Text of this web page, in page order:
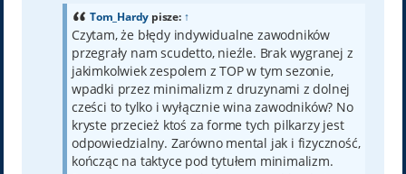
Tom_Hardy pisze: ↑
Czytam, że błędy indywidualne zawodników
przegrały nam scudetto, nieźle. Brak wygranej z
jakimkolwiek zespolem z TOP w tym sezonie,
wpadki przez minimalizm z druzynami z dolnej
cześci to tylko i wyłącznie wina zawodników? No
kryste przecież ktoś za forme tych pilkarzy jest
odpowiedzialny. Zarówno mental jak i fizyczność,
kończąc na taktyce pod tytułem minimalizm.